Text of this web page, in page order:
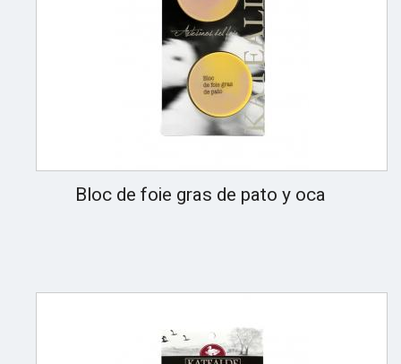
Bloc de foie gras de pato y oca